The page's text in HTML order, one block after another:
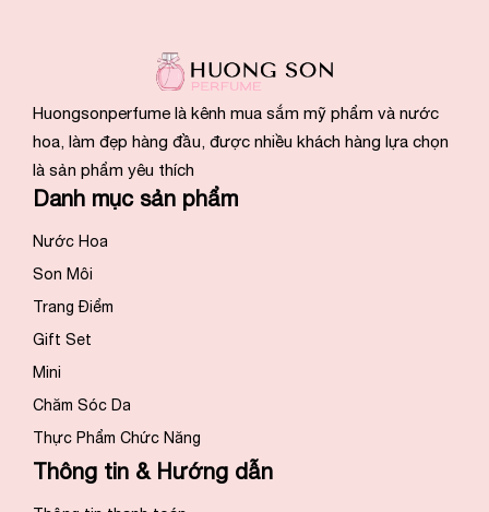
Huongsonperfume là kênh mua sắm mỹ phẩm và nước
hoa, làm đẹp hàng đầu, được nhiều khách hàng lựa chọn
là sản phẩm yêu thích
Danh mục sản phẩm
Nước Hoa
Son Môi
Trang Điểm
Gift Set
Mini
Chăm Sóc Da
Thực Phẩm Chức Năng
Thông tin & Hướng dẫn